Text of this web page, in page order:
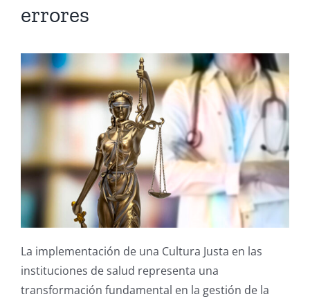
errores
La implementación de una Cultura Justa en las
instituciones de salud representa una
transformación fundamental en la gestión de la